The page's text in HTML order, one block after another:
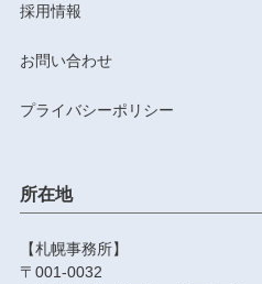
所在地
【札幌事務所】
〒001-0032
採用情報
お問い合わせ
プライバシーポリシー